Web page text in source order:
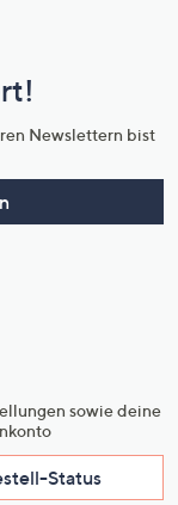
Newslettern bist
sowie deine
Status